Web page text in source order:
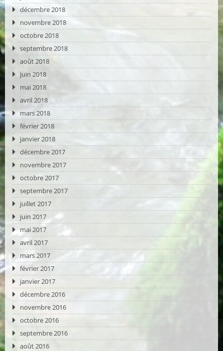
décembre 2018
novembre 2018
octobre 2018
septembre 2018
août 2018
juin 2018
mai 2018
avril 2018
mars 2018
février 2018
janvier 2018
décembre 2017
novembre 2017
octobre 2017
septembre 2017
juillet 2017
juin 2017
mai 2017
avril 2017
mars 2017
février 2017
janvier 2017
décembre 2016
novembre 2016
octobre 2016
septembre 2016
août 2016